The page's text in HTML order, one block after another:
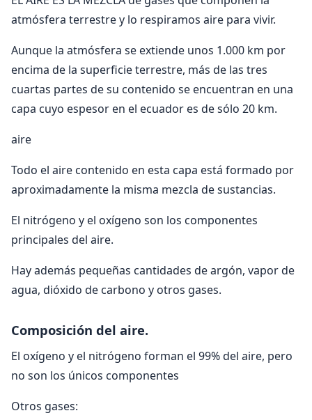
atmósfera terrestre y lo respiramos aire para vivir.
Aunque la atmósfera se extiende unos 1.000 km por
encima de la superficie terrestre, más de las tres
cuartas partes de su contenido se encuentran en una
capa cuyo espesor en el ecuador es de sólo 20 km.
aire
Todo el aire contenido en esta capa está formado por
aproximadamente la misma mezcla de sustancias.
El nitrógeno y el oxígeno son los componentes
principales del aire.
Hay además pequeñas cantidades de argón, vapor de
agua, dióxido de carbono y otros gases.
Composición del aire.
El oxígeno y el nitrógeno forman el 99% del aire, pero
no son los únicos componentes
Otros gases: